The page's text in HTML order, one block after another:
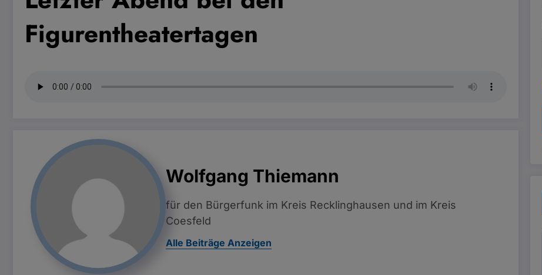
Figurentheatertagen
Wolfgang Thiemann
für den Bürgerfunk im Kreis Recklinghausen und im Kreis
Coesfeld
Alle Beiträge Anzeigen